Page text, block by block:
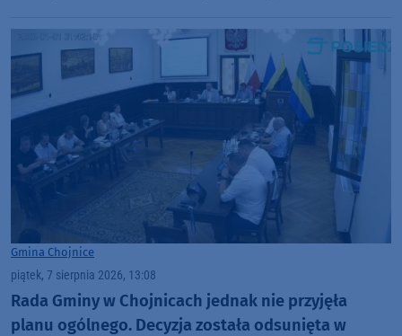
Gmina Chojnice
piątek, 7 sierpnia 2026, 13:08
Rada Gminy w Chojnicach jednak nie przyjęła
planu ogólnego. Decyzja została odsunięta w